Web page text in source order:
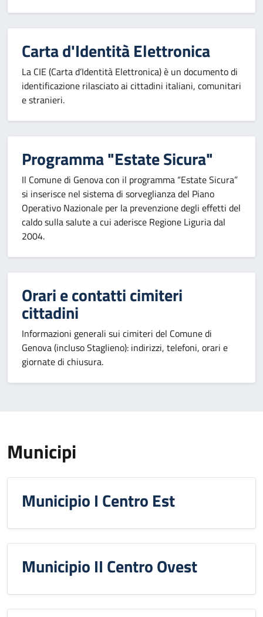
Carta d'Identità Elettronica
La CIE (Carta d’Identità Elettronica) è un documento di
identificazione rilasciato ai cittadini italiani, comunitari
e stranieri.
Programma "Estate Sicura"
Il Comune di Genova con il programma “Estate Sicura”
si inserisce nel sistema di sorveglianza del Piano
Operativo Nazionale per la prevenzione degli effetti del
caldo sulla salute a cui aderisce Regione Liguria dal
2004.
Orari e contatti cimiteri
cittadini
Informazioni generali sui cimiteri del Comune di
Genova (incluso Staglieno): indirizzi, telefoni, orari e
giornate di chiusura.
Municipi
Municipio I Centro Est
Municipio II Centro Ovest